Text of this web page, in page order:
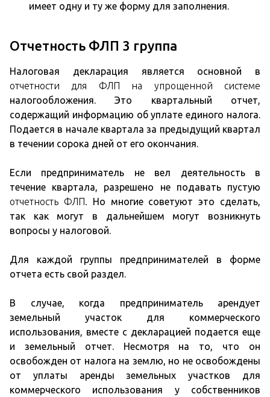
имеет одну и ту же форму для заполнения.
Отчетность ФЛП 3 группа
Налоговая декларация является основной в
отчетности для ФЛП на упрощенной системе
налогообложения. Это квартальный отчет,
содержащий информацию об уплате единого налога.
Подается в начале квартала за предыдущий квартал
в течении сорока дней от его окончания.
Если предприниматель не вел деятельность в
течение квартала, разрешено не подавать пустую
отчетность ФЛП.
Но многие советуют это сделать,
так как могут в дальнейшем могут возникнуть
вопросы у налоговой.
Для каждой группы предпринимателей в форме
отчета есть свой раздел.
В случае, когда предприниматель арендует
земельный участок для коммерческого
использования, вместе с декларацией подается еще
и земельный отчет. Несмотря на то, что он
освобожден от налога на землю, но не освобождены
от уплаты аренды земельных участков для
коммерческого использования у собственников